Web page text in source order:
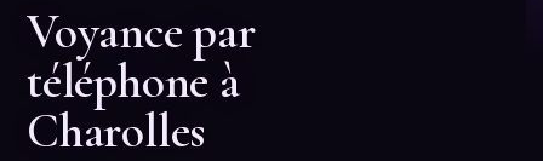
Voyance par
téléphone à
Charolles